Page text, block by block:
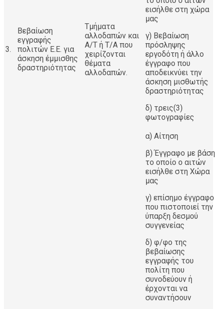
3.
Βεβαίωση
εγγραφής
πολιτών Ε.Ε. για
άσκηση έμμισθης
δραστηριότητας
Τμήματα
αλλοδαπών και
Α/Τ ή Τ/Α που
χειρίζονται
θέματα
αλλοδαπών.
εισήλθε στη χώρα
μας
γ) Βεβαίωση
πρόσληψης
εργοδότη ή άλλο
έγγραφο που
αποδεικνύει την
άσκηση μισθωτής
δραστηριότητας
δ) τρεις(3)
φωτογραφίες
α) Αίτηση
β) Έγγραφο με βάση
το οποίο ο αιτών
εισήλθε στη Χώρα
μας
γ) επίσημο έγγραφο
που πιστοποιεί την
ύπαρξη δεσμού
συγγενείας
δ) φ/φο της
βεβαίωσης
εγγραφής του
πολίτη που
συνοδεύουν ή
έρχονται να
συναντήσουν